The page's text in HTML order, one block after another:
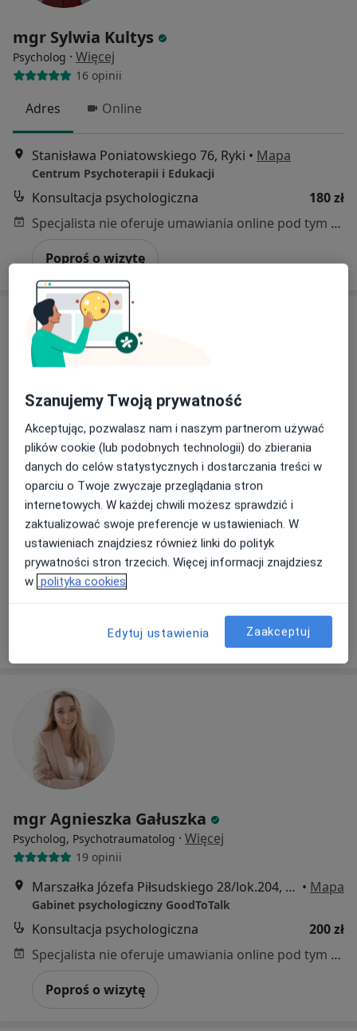
mgr Sylwia Kultys
Psycholog · Więcej
16 opinii
Adres Online
Stanisława Poniatowskiego 76, Ryki • Mapa
Centrum Psychoterapii i Edukacji
Konsultacja psychologiczna
180 zł
Specjalista nie oferuje umawiania online pod tym adresem.
Poproś o wizytę
mgr Kinga Majcher
Psycholog, Psychotraumatolog, Psychoterapeuta· Więcej
52 opinie
Adres Online
Żytnia 16, Ryki Mapa
SANMED
Poproś o wizytę
mgr Agnieszka Gałuszka
Psycholog, Psychotraumatolog · Więcej
19 opinii
Marszałka Józefa Piłsudskiego 28/lok.204, Puławy • Mapa
Gabinet psychologiczny GoodToTalk
Konsultacja psychologiczna
200 zł
Specjalista nie oferuje umawiania online pod tym adresem.
Poproś o wizytę
Szanujemy Twoją prywatność
Akceptując, pozwalasz nam i naszym partnerom używać
plików cookie (lub podobnych technologii) do zbierania
danych do celów statystycznych i dostarczania treści w
oparciu o Twoje zwyczaje przeglądania stron
internetowych. W każdej chwili możesz sprawdzić i
zaktualizować swoje preferencje w ustawieniach. W
ustawieniach znajdziesz również linki do polityk
prywatności stron trzecich. Więcej informacji znajdziesz
w polityka cookies
Edytuj ustawienia Zaakceptuj